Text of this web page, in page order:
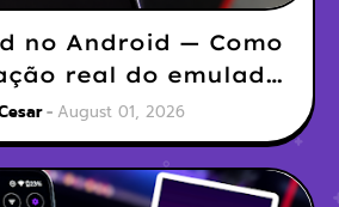
no Android — Como
real do emulador
Xbox 360?
August 01, 2026